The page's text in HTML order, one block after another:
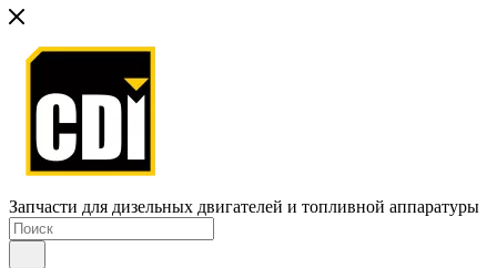
Запчасти для дизельных двигателей и топливной аппаратуры